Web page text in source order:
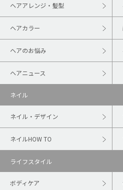
ヘアアレンジ・髪型
ヘアカラー
ヘアのお悩み
ヘアニュース
ネイル
ネイル・デザイン
ネイルHOW TO
ライフスタイル
ボディケア